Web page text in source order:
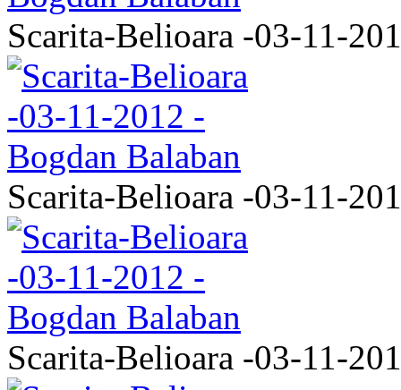
Scarita-Belioara -03-11-
Scarita-Belioara -03-11-
Scarita-Belioara -03-11-